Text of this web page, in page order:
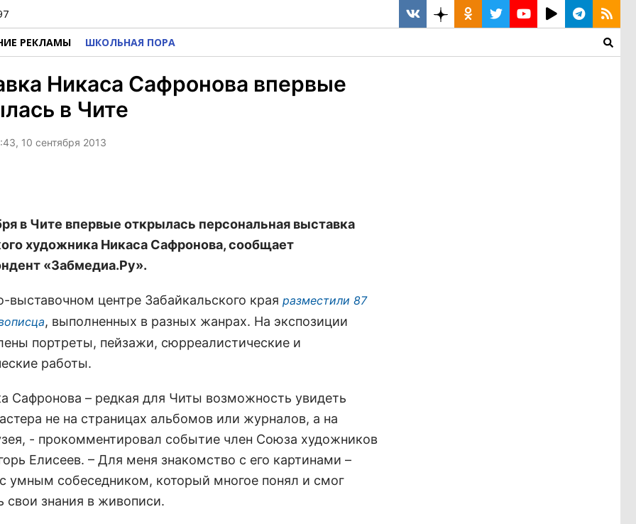
РЕКЛАМЫ ШКОЛЬНАЯ ПОРА
Никаса Сафронова впервые
в Чите
10 сентября 2013
в Чите впервые открылась персональная выставка
художника Никаса Сафронова, сообщает
«Забмедиа.Ру».
выставочном центре Забайкальского края разместили 87
, выполненных в разных жанрах. На экспозиции
портреты, пейзажи, сюрреалистические и
работы.
Сафронова – редкая для Читы возможность увидеть
не на страницах альбомов или журналов, а на
- прокомментировал событие член Союза художников
Елисеев. – Для меня знакомство с его картинами –
с умным собеседником, который многое понял и смог
свои знания в живописи.